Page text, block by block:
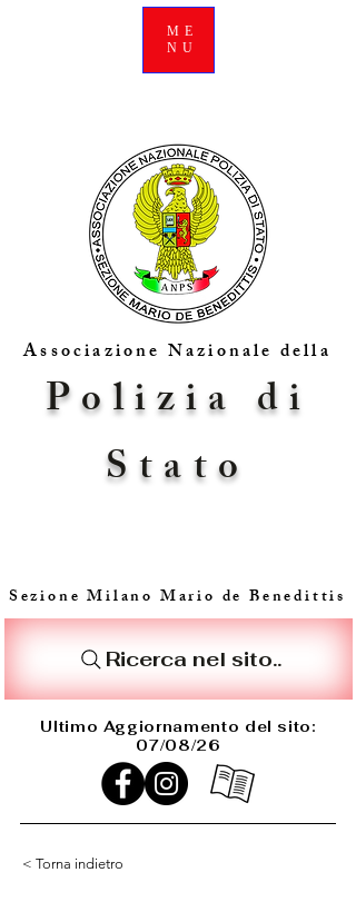
ME
NU
Associazione Nazionale della
Sezione Milano Mario de Benedittis
Ricerca nel sito..
Polizia di
Stato
Ultimo Aggiornamento del sito:
07/08/26
< Torna indietro